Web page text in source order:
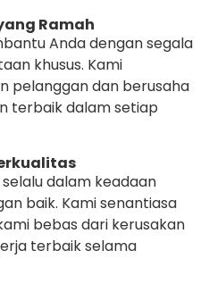
Ramah
Anda dengan segala
khusus. Kami
pelanggan dan berusaha
terbaik dalam setiap
dalam keadaan
baik. Kami senantiasa
bebas dari kerusakan
terbaik selama